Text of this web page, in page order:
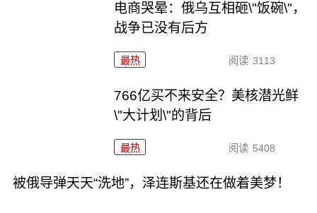
电商哭晕：俄乌互相砸\"饭碗\"，
战争已没有后方
最热 阅读 3113
766亿买不来安全？美核潜光鲜
\"大计划\"的背后
最热 阅读 5408
被俄导弹天天“洗地”，泽连斯基还在做着美梦！